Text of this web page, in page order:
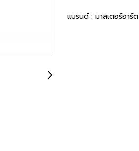
แบรนด์ : มาสเตอร์อาร์ต